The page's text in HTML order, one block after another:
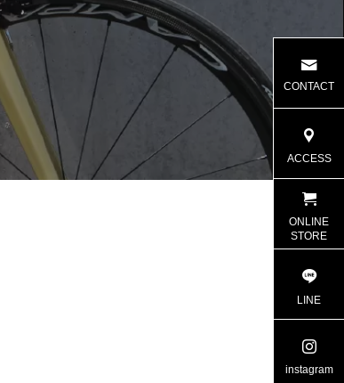
CONTACT
ACCESS
ONLINE
STORE
LINE
instagram